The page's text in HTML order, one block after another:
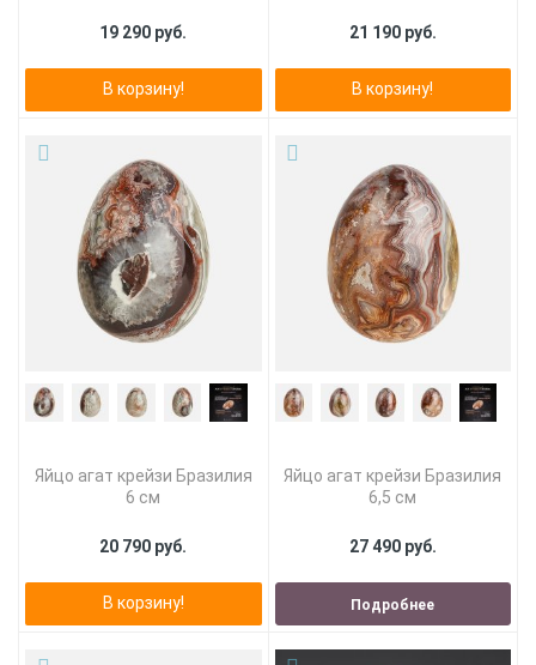
19 290 руб.
В корзину!
21 190 руб.
В корзину!
Яйцо агат крейзи Бразилия
6 см
20 790 руб.
В корзину!
Яйцо агат крейзи Бразилия
6,5 см
27 490 руб.
Подробнее